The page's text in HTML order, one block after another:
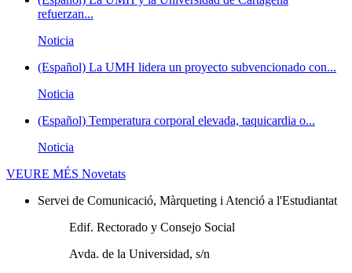
refuerzan...
Noticia
(Español) La UMH lidera un proyecto subvencionado con...
Noticia
(Español) Temperatura corporal elevada, taquicardia o...
Noticia
VEURE MÉS Novetats
Servei de Comunicació, Màrqueting i Atenció a l'Estudiantat
Edif. Rectorado y Consejo Social
Avda. de la Universidad, s/n